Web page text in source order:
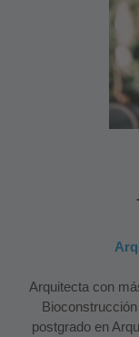
Arquitecta con
postgrado en